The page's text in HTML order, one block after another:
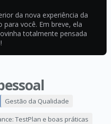
da nova experiência da
você. Em breve, ela
totalmente pensada
Gestão da Qualidade
TestPlan e boas práticas